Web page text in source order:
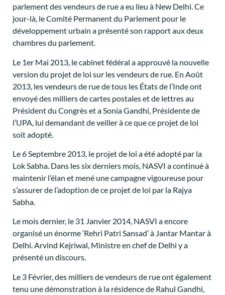
parlement des vendeurs de rue a eu lieu à New Delhi. Ce
jour-là, le Comité Permanent du Parlement pour le
développement urbain a présenté son rapport aux deux
chambres du parlement.
Le 1er Mai 2013, le cabinet fédéral a approuvé la nouvelle
version du projet de loi sur les vendeurs de rue. En Août
2013, les vendeurs de rue de tous les États de l’Inde ont
envoyé des milliers de cartes postales et de lettres au
Président du Congrès et a Sonia Gandhi, Présidente de
l’UPA, lui demandant de veiller à ce que ce projet de loi
soit adopté.
Le 6 Septembre 2013, le projet de loi a été adopté par la
Lok Sabha. Dans les six derniers mois, NASVI a continué à
maintenir l’élan et mené une campagne vigoureuse pour
s’assurer de l’adoption de ce projet de loi par la Rajya
Sabha.
Le mois dernier, le 31 Janvier 2014, NASVI a encore
organisé un énorme ‘Rehri Patri Sansad’ à Jantar Mantar à
Delhi. Arvind Kejriwal, Ministre en chef de Delhi y a
présenté un discours.
Le 3 Février, des milliers de vendeurs de rue ont également
tenu une démonstration à la résidence de Rahul Gandhi,